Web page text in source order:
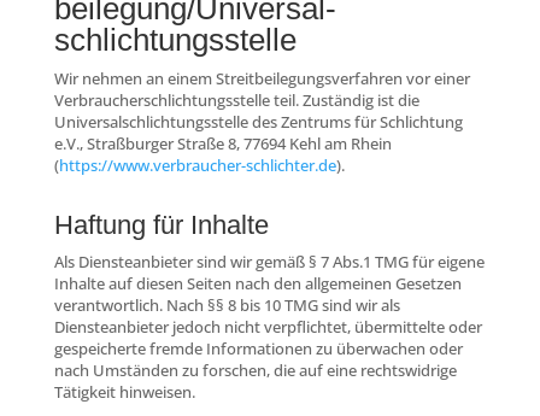
beilegung/Universal­
schlichtungs­stelle
Wir nehmen an einem Streitbeilegungsverfahren vor einer
Verbraucherschlichtungsstelle teil. Zuständig ist die
Universalschlichtungsstelle des Zentrums für Schlichtung
e.V., Straßburger Straße 8, 77694 Kehl am Rhein
(https://www.verbraucher-schlichter.de).
Haftung für Inhalte
Als Diensteanbieter sind wir gemäß § 7 Abs.1 TMG für eigene
Inhalte auf diesen Seiten nach den allgemeinen Gesetzen
verantwortlich. Nach §§ 8 bis 10 TMG sind wir als
Diensteanbieter jedoch nicht verpflichtet, übermittelte oder
gespeicherte fremde Informationen zu überwachen oder
nach Umständen zu forschen, die auf eine rechtswidrige
Tätigkeit hinweisen.